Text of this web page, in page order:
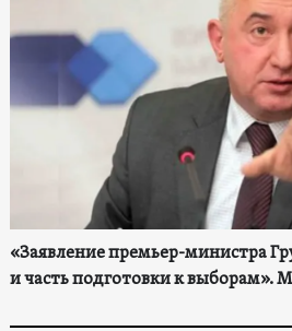
«Заявление премьер-министра
и часть подготовки к выборам».